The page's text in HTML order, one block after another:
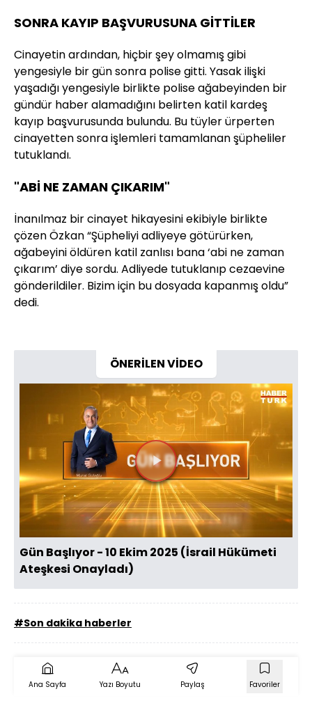
SONRA KAYIP BAŞVURUSUNA GİTTİLER
Cinayetin ardından, hiçbir şey olmamış gibi
yengesiyle bir gün sonra polise gitti. Yasak ilişki
yaşadığı yengesiyle birlikte polise ağabeyinden bir
gündür haber alamadığını belirten katil kardeş
kayıp başvurusunda bulundu. Bu tüyler ürperten
cinayetten sonra işlemleri tamamlanan şüpheliler
tutuklandı.
"ABİ NE ZAMAN ÇIKARIM"
İnanılmaz bir cinayet hikayesini ekibiyle birlikte
çözen Özkan “Şüpheliyi adliyeye götürürken,
ağabeyini öldüren katil zanlısı bana ‘abi ne zaman
çıkarım’ diye sordu. Adliyede tutuklanıp cezaevine
gönderildiler. Bizim için bu dosyada kapanmış oldu”
dedi.
ÖNERİLEN VİDEO
Videoyu
Oynat
Gün Başlıyor - 10 Ekim 2025 (İsrail Hükümeti
Ateşkesi Onayladı)
#Son dakika haberler
Ana Sayfa Yazı Boyutu Paylaş Favoriler